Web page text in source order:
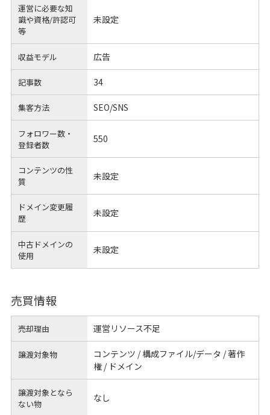
運営に必要な知
識や資格/許認可
等
未設定
収益モデル 広告
記事数 34
集客方法 SEO/SNS
フォロワー数・
登録者数
550
コンテンツの性
質
未設定
ドメイン変更履
歴
未設定
中古ドメインの
使用
未設定
売買情報
売却理由 運営リソース不足
譲渡対象物
コンテンツ / 構成ファイル/データ / 著作
権 / ドメイン
譲渡対象となら
ない物
なし